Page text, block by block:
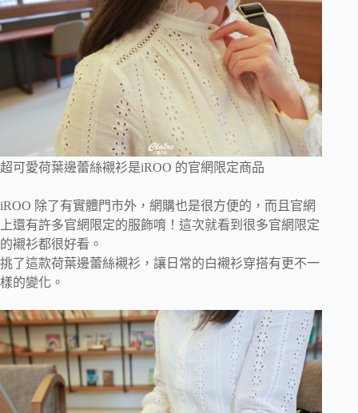
超可愛荷葉邊蕾絲襯衫是iROO 的官網限定商品
iROO 除了有實體門市外，網購也是很方便的，而且官網
上還有許多官網限定的服飾唷！這次就看到很多官網限定
的襯衫都很好看。
挑了這款荷葉邊蕾絲襯衫，讓日常的白襯衫穿搭有更不一
樣的變化。